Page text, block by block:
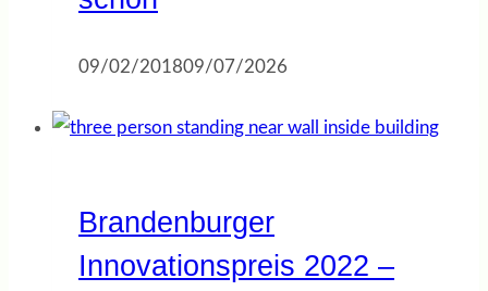
09/02/201809/07/2026
Brandenburger
Innovationspreis 2022 –